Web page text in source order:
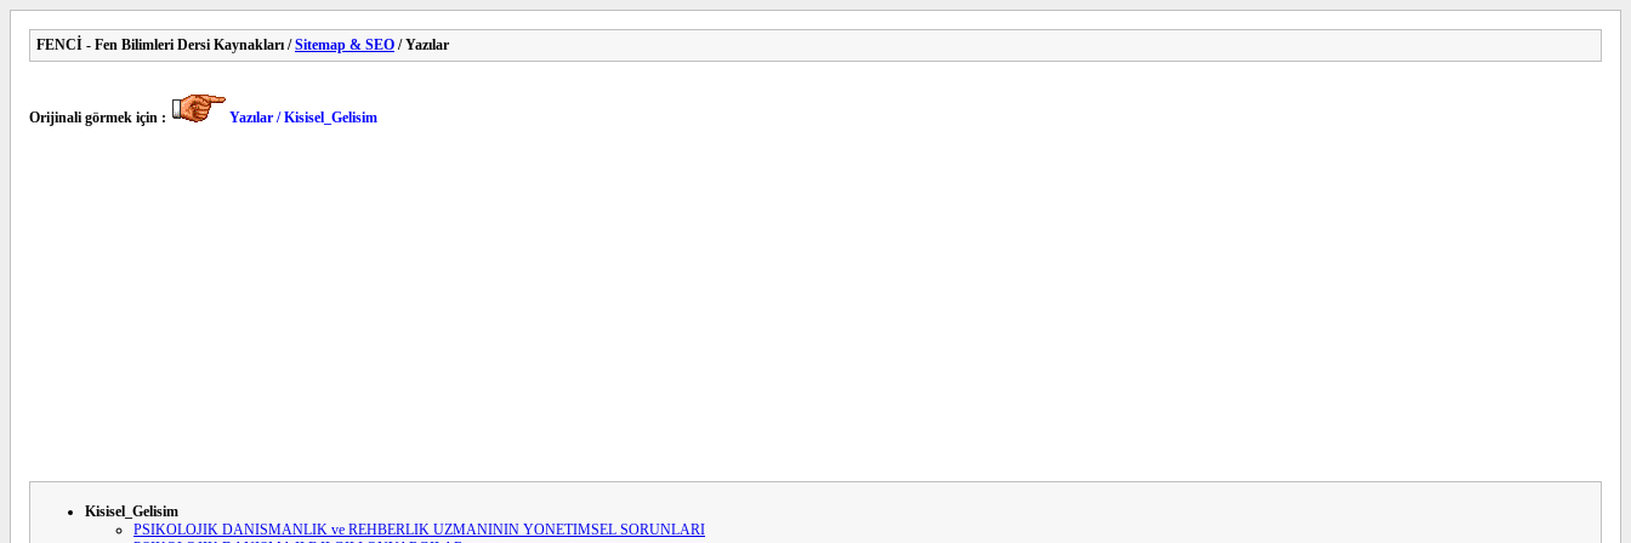
FENCİ - Fen Bilimleri Dersi Kaynakları /Sitemap & SEO / Yazılar
Orijinali görmek için : Yazılar / Kisisel_Gelisim
Kisisel_Gelisim
PSIKOLOJIK DANISMANLIK ve REHBERLIK UZMANININ YONETIMSEL SORUNLARI